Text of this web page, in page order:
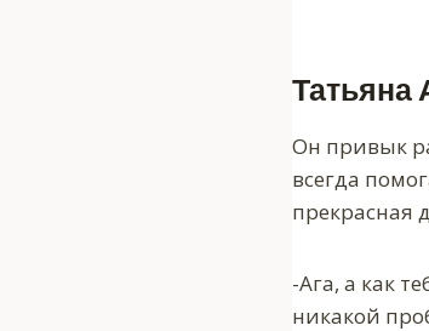
Татьяна
Он привык
всегда
прекрасная
-Ага, а как
никакой